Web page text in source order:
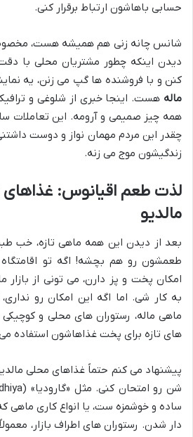
حسابی باهاشون ارتباط برقرار کنی.
شانس چانه زنی هم همیشه هست،
دیدن اینکه چطور مشتریان محلی با
کنن و با فروشنده ها گپ می زنن، یه
ماله هست. اینجا خبری از شلوغی و
همه چیز صمیمی و آرومه. این تعاملات
چقدر این مردم مهمان نواز و دوست
زندگیشون موج می زنه.
لذت طعم اقیانوس: غذاهای
مالدیو
بعد از دیدن این همه ماهی تازه، خب
طعمشون رو هم بچشه! اگه تو
امکان پخت و پز دارن، می تونی از
به کار شی. اما اگه این امکان رو نداری،
ماهی ماله، رستوران های محلی و
های تازه برای پخت غذاهاشون استفاده
پیشنهاد می کنم حتماً غذاهای محلی
ساده و خوشمزه ست، یا انواع کاری ماهی
دار شدن. رستوران های اطراف بازار،